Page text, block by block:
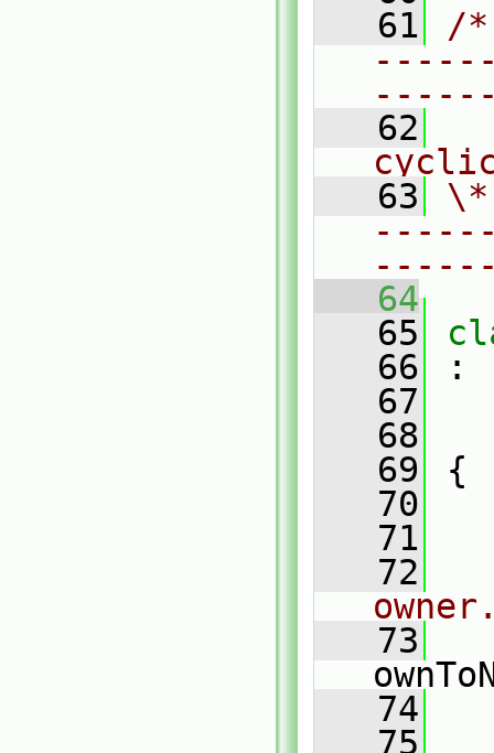
   61
/
   62
   63
   64
   65
   66
:
   67
   68
   69
{
   70
   71
   72
   73
   74
   75